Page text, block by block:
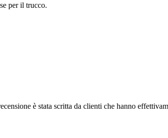
per il trucco.
è stata scritta da clienti che hanno